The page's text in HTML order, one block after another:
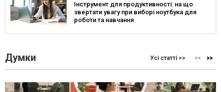
Інструмент для продуктивності: на що
звертати увагу при виборі ноутбука для
роботи та навчання
Думки Усі статті >>